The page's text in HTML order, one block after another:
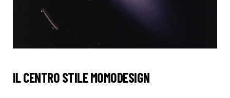
IL CENTRO STILE MOMODESIGN